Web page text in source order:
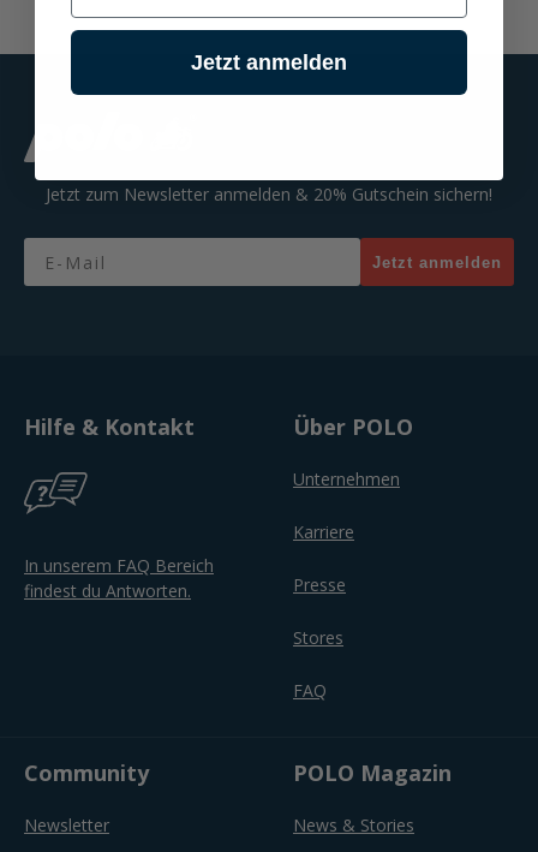
Jetzt zum Newsletter anmelden & 20% Gutschein sichern!
Email
Jetzt anmelden
Hilfe & Kontakt
In unserem FAQ Bereich
findest du Antworten.
Über POLO
Unternehmen
Karriere
Presse
Stores
FAQ
Community
Newsletter
POLO Magazin
News & Stories
Jetzt anmelden